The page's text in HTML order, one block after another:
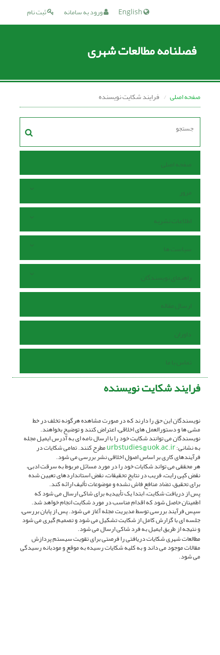
ثبت نام ورود به سامانه
فصلنامه مطالعات شهری
صفحه اصلی فرایند شکایت نویسنده
صفحه اصلی
مرور
اطلاعات نشریه
سیاست ها
راهنمای نویسندگان
ارسال مقاله
داوران
تماس با ما
فرایند شکایت نویسنده
نویسندگان این حق را دارند که در صورت مشاهده هرگونه تخلف در خط
مشی ها و دستورالعمل های اخلاقی، اعتراض کنند و توضیح بخواهند.
نویسندگان می توانند شکایت خود را با ارسال نامه ای به آدرس ایمیل مجله
به نشانی:urbstudies@uok.ac.irمطرح کنند. تمامی شکایات در
فرآیندهای کاری بر اساس اصول اخلاقی نشر بررسی می شود.
هر محققی می تواند شکایات خود را در مورد مسائل مربوط به سرقت ادبی،
نقض کپی رایت، فریب در نتایج تحقیقات، نقض استانداردهای تعیین شده
برای تحقیق، تضاد منافع فاش نشده و موضوعات تألیف ارائه کند.
پس از دریافت شکایت، ابتدا یک تأییدیه برای شاکی ارسال می شود که
اطمینان حاصل شود که اقدام مناسب در مورد شکایت انجام خواهد شد.
سپس فرآیند بررسی توسط مدیریت مجله آغاز می شود. پس از پایان بررسی،
جلسه ای با گزارش کامل از شکایت تشکیل می شود و تصمیم گیری می شود
و نتیجه از طریق ایمیل به فرد شاکی ارسال می شود.
مطالعات شهری شکایات دریافتی را فرصتی برای تقویت سیستم پردازش
مقالات موجود می داند و به کلیه شکایات رسیده به موقع و مودبانه رسیدگی
می شود.